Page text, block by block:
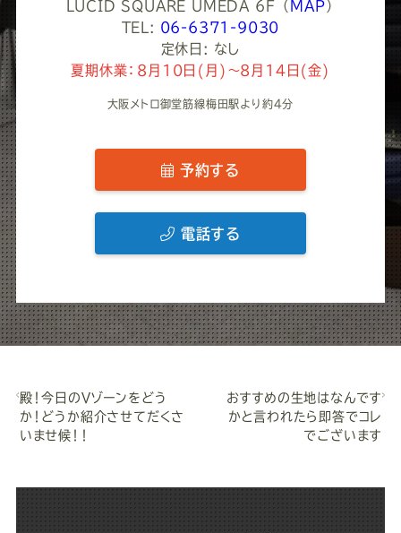
LUCID SQUARE UMEDA 6F （ MAP ）
TEL: 06-6371-9030
定休日: なし
夏期休業：8月10日(月)～8月14日(金)
大阪メトロ御堂筋線梅田駅より約4分
予約する
電話する
殿！今日のVゾーンをどう
か！どうか紹介させてだくさ
いませ候！！
おすすめの生地はなんです
かと言われたら即答でコレ
でございます